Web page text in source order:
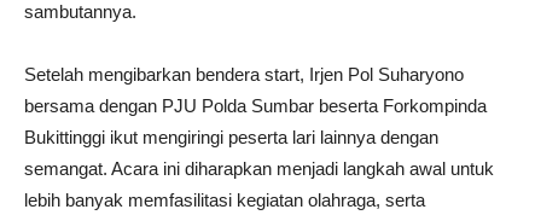
sambutannya.
Setelah mengibarkan bendera start, Irjen Pol Suharyono
bersama dengan PJU Polda Sumbar beserta Forkompinda
Bukittinggi ikut mengiringi peserta lari lainnya dengan
semangat. Acara ini diharapkan menjadi langkah awal untuk
lebih banyak memfasilitasi kegiatan olahraga, serta